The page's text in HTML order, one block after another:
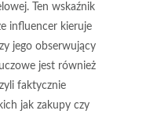
Ten wskaźnik
influencer kieruje
jego obserwujący
jest również
faktycznie
jak zakupy czy